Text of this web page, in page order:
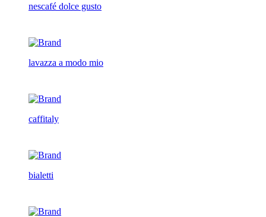
nescafé dolce gusto
lavazza a modo mio
caffitaly
bialetti